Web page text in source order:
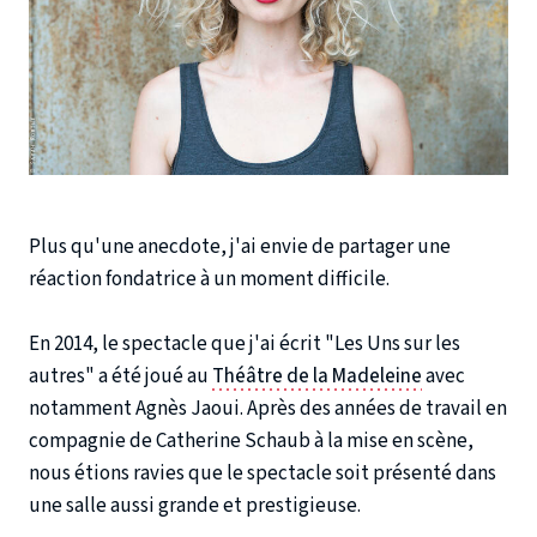
Plus qu'une anecdote, j'ai envie de partager une
réaction fondatrice à un moment difficile.
En 2014, le spectacle que j'ai écrit "Les Uns sur les
autres" a été joué au Théâtre de la Madeleineavec
notamment Agnès Jaoui. Après des années de travail en
compagnie de Catherine Schaub à la mise en scène,
nous étions ravies que le spectacle soit présenté dans
une salle aussi grande et prestigieuse.